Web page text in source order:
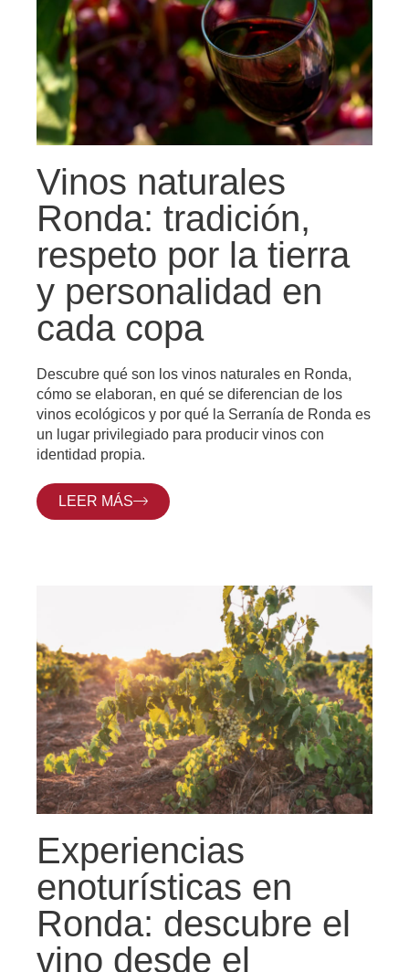
Vinos naturales
Ronda: tradición,
respeto por la tierra
y personalidad en
cada copa
Descubre qué son los vinos naturales en Ronda,
cómo se elaboran, en qué se diferencian de los
vinos ecológicos y por qué la Serranía de Ronda es
un lugar privilegiado para producir vinos con
identidad propia.
LEER MÁS
Experiencias
enoturísticas en
Ronda: descubre el
vino desde el